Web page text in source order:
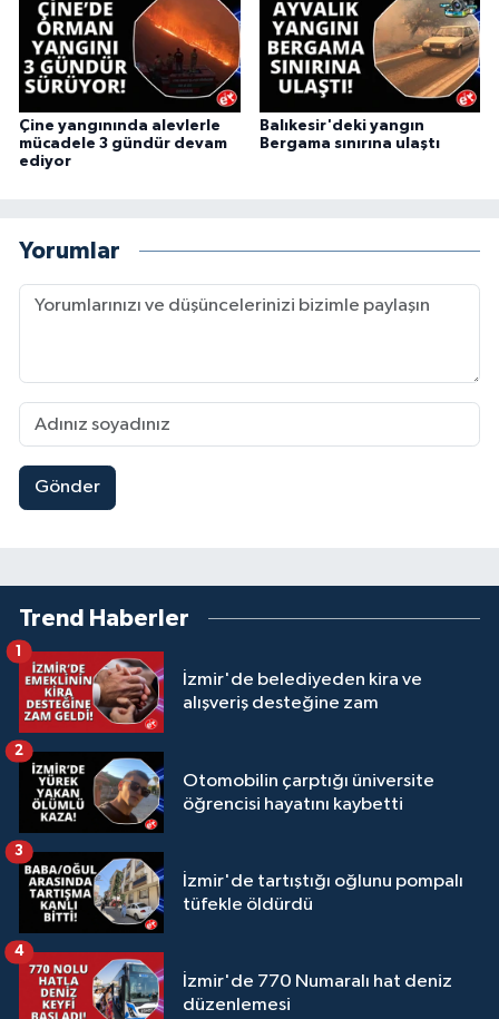
Çine yangınında alevlerle
mücadele 3 gündür devam
ediyor
Balıkesir'deki yangın
Bergama sınırına ulaştı
Yorumlar
Gönder
Trend Haberler
İzmir'de belediyeden kira ve
alışveriş desteğine zam
1
Otomobilin çarptığı üniversite
öğrencisi hayatını kaybetti
2
İzmir'de tartıştığı oğlunu pompalı
tüfekle öldürdü
3
İzmir'de 770 Numaralı hat deniz
düzenlemesi
4